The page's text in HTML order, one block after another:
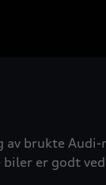
brukte
er godt